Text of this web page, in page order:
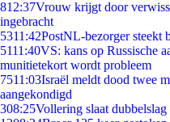
812:37Vrouw krijgt door
ingebracht
5311:42PostNL-bezorger steekt
5111:40VS: kans op Russische
munitietekort wordt probleem
7511:03Israël meldt dood twee
aangekondigd
308:25Vollering slaat